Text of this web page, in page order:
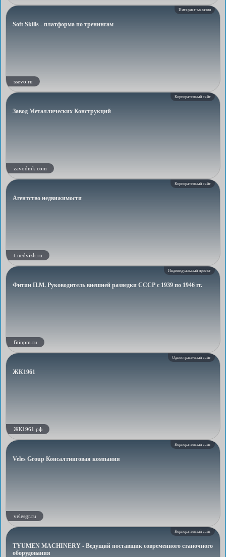
Интернет-магазин
Soft Skills - платформа по тренингам
ssevo.ru
Корпоративный сайт
Завод Металлических Конструкций
zavodmk.com
Корпоративный сайт
Агентство недвижимости
t-nedvizh.ru
Индивидуальный проект
Фитин П.М. Руководитель внешней разведки СССР с 1939 по 1946 гг.
fitinpm.ru
Одностраничный сайт
ЖК1961
ЖК1961.рф
Корпоративный сайт
Veles Group Консалтинговая компания
velesgr.ru
Корпоративный сайт
TYUMEN MACHINERY - Ведущий поставщик современного станочного
оборудования